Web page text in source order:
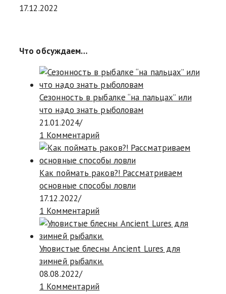
17.12.2022
Что обсуждаем…
Сезонность в рыбалке “на пальцах” или
что надо знать рыболовам
21.01.2024/
1 Комментарий
Как поймать раков?! Рассматриваем
основные способы ловли
17.12.2022/
1 Комментарий
Уловистые блесны Ancient Lures для
зимней рыбалки.
08.08.2022/
1 Комментарий